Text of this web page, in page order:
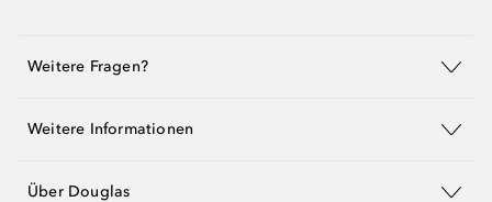
Weitere Fragen?
Weitere Informationen
Über Douglas